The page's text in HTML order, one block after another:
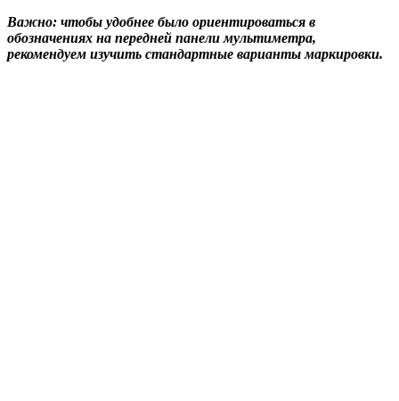
Важно: чтобы удобнее было ориентироваться в
обозначениях на передней панели мультиметра,
рекомендуем изучить стандартные варианты маркировки.